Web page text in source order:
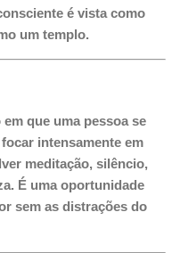
é vista como
um templo.
que uma pessoa se
intensamente em
meditação, silêncio,
É uma oportunidade
sem as distrações do